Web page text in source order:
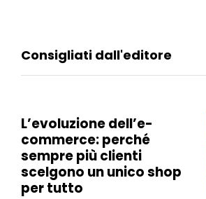
Consigliati dall'editore
L’evoluzione dell’e-
commerce: perché
sempre più clienti
scelgono un unico shop
per tutto